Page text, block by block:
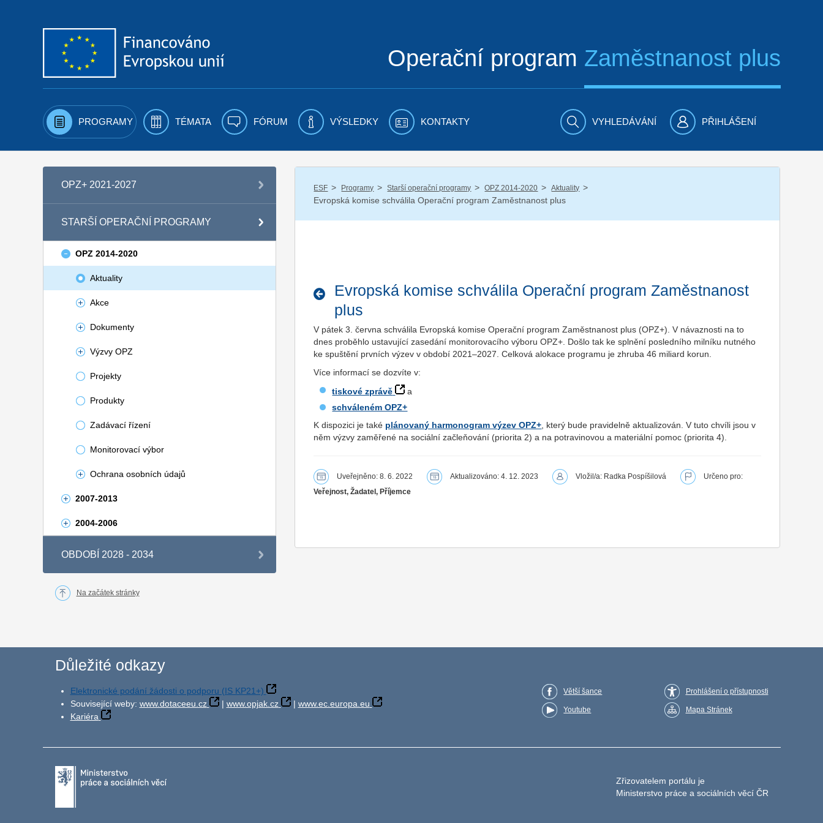
Operační program Zaměstnanost plus
PROGRAMY TÉMATA FÓRUM VÝSLEDKY KONTAKTY VYHLEDÁVÁNÍ PŘIHLÁŠENÍ
OPZ+ 2021-2027
STARŠÍ OPERAČNÍ PROGRAMY
OPZ 2014-2020
Aktuality
Akce
Dokumenty
Výzvy OPZ
Projekty
Produkty
Zadávací řízení
Monitorovací výbor
Ochrana osobních údajů
2007-2013
2004-2006
OBDOBÍ 2028 - 2034
ESF / Programy / Starší operační programy / OPZ 2014-2020 / Aktuality /
Evropská komise schválila Operační program Zaměstnanost plus
Evropská komise schválila Operační program Zaměstnanost
plus
V pátek 3. června schválila Evropská komise Operační program Zaměstnanost plus (OPZ+). V návaznosti na to
dnes proběhlo ustavující zasedání monitorovacího výboru OPZ+. Došlo tak ke splnění posledního milníku nutného
ke spuštění prvních výzev v období 2021–2027. Celková alokace programu je zhruba 46 miliard korun.
Více informací se dozvíte v:
tiskové zprávě
a
schváleném OPZ+
K dispozici je také plánovaný harmonogram výzev OPZ+ , který bude pravidelně aktualizován. V tuto chvíli jsou v
něm výzvy zaměřené na sociální začleňování (priorita 2) a na potravinovou a materiální pomoc (priorita 4).
Uveřejněno: 8. 6. 2022 Aktualizováno: 4. 12. 2023 Vložil/a: Radka Pospíšilová
Určeno pro:
Veřejnost, Žadatel, Příjemce
Na začátek stránky
Důležité odkazy
Elektronické podání žádosti o podporu (IS KP21+)
Související weby: www.dotaceeu.cz | www.opjak.cz | www.ec.europa.eu
Kariéra
Větší šance
Youtube
Prohlášení o přístupnosti
Mapa Stránek
Zřizovatelem portálu je
Ministerstvo práce a sociálních věcí ČR